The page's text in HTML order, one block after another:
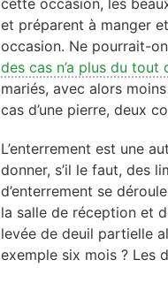
et préparent à manger
occasion. Ne pourrait-
des cas n’a plus du tout
mariés, avec alors
cas d’une pierre, deux
L’enterrement est une
donner, s’il le faut, des
d’enterrement se
la salle de réception et
levée de deuil partielle
exemple six mois ? Les